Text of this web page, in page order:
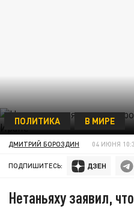
ПОЛИТИКА В МИРЕ
ДМИТРИЙ БОРОЗДИН 04 ИЮНЯ
ПОДПИШИТЕСЬ:
Нетаньяху заявил,